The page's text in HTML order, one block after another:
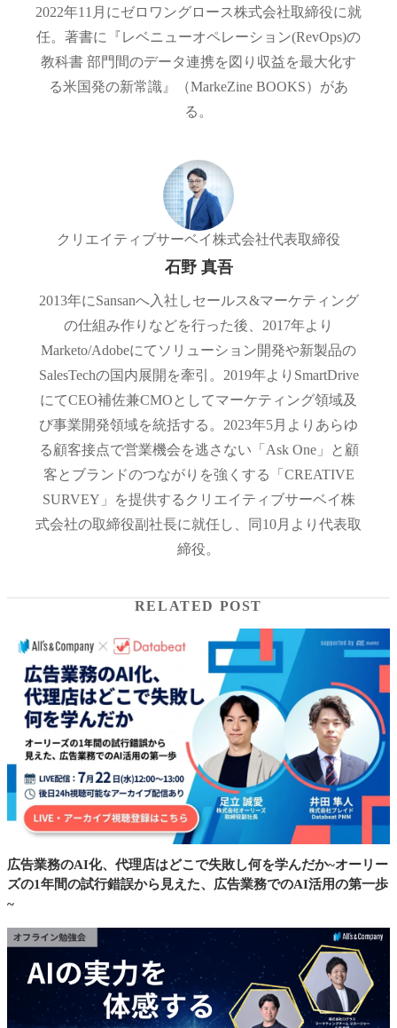
2022年11月にゼロワングロース株式会社取締役に就
任。著書に『レベニューオペレーション(RevOps)の
教科書 部門間のデータ連携を図り収益を最大化す
る米国発の新常識』（MarkeZine BOOKS）があ
る。
クリエイティブサーベイ株式会社代表取締役
石野 真吾
2013年にSansanへ入社しセールス&マーケティング
の仕組み作りなどを行った後、2017年より
Marketo/Adobeにてソリューション開発や新製品の
SalesTechの国内展開を牽引。2019年よりSmartDrive
にてCEO補佐兼CMOとしてマーケティング領域及
び事業開発領域を統括する。2023年5月よりあらゆ
る顧客接点で営業機会を逃さない「Ask One」と顧
客とブランドのつながりを強くする「CREATIVE
SURVEY」を提供するクリエイティブサーベイ株
式会社の取締役副社長に就任し、同10月より代表取
締役。
RELATED POST
広告業務のAI化、代理店はどこで失敗し何を学んだか~オーリー
ズの1年間の試行錯誤から見えた、広告業務でのAI活用の第一歩
~